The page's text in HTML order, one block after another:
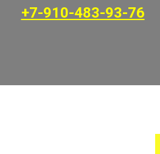
+7-910-483-93-76